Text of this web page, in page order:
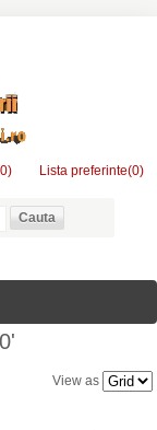
Lista preferinte(0)
View as